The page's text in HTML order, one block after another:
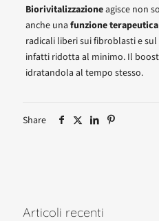
Biorivitalizzazioneagisce non
anche una funzione terapeutica
radicali liberi sui fibroblasti e
infatti ridotta al minimo. Il
idratandola al tempo stesso.
Share
Articoli recenti